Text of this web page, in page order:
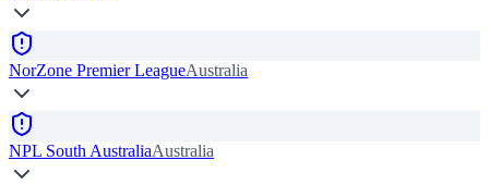
NorZone Premier LeagueAustralia
NPL South AustraliaAustralia